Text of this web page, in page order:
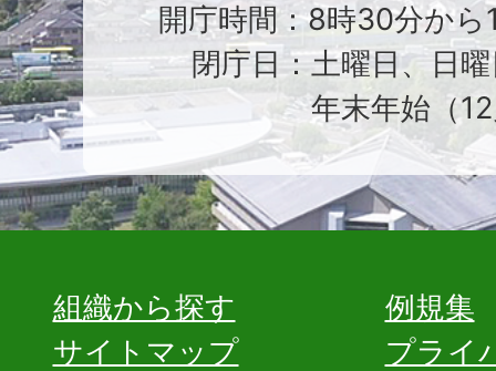
開庁時間：8時30分から
閉庁日：土曜日、日
年末年始（
組織から探す
例規集
サイトマップ
プライ